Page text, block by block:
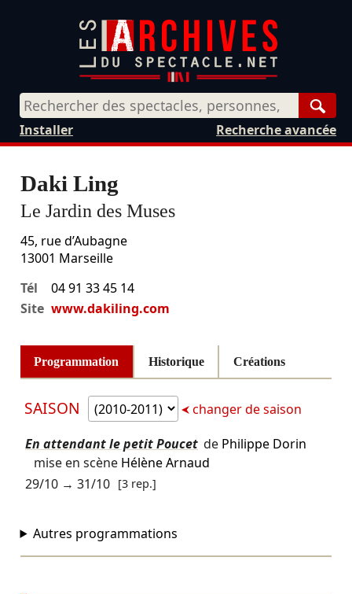
Recherche avancée
Installer
Daki Ling
Le Jardin des Muses
45, rue d’Aubagne
13001 Marseille
Tél
04 91 33 45 14
Site www.dakiling.com
Programmation Historique Créations
SAISON changer de saison
En attendant le petit Poucet de Philippe Dorin
mise en scène Hélène Arnaud
29/10→ 31/10 [3 rep.]
Autres programmations